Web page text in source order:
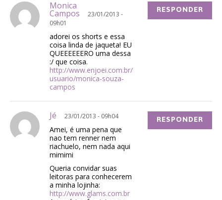
Monica
Campos
23/01/2013 -
09h01
adorei os shorts e essa
coisa linda de jaqueta! EU
QUEEEEEERO uma dessa
:/ que coisa.
http://www.enjoei.com.br/
usuario/monica-souza-
campos
RESPONDER
Jé 23/01/2013 - 09h04
Amei, é uma pena que
nao tem renner nem
riachuelo, nem nada aqui
mimimi
Queria convidar suas
leitoras para conhecerem
a minha lojinha:
http://www.glams.com.br
RESPONDER